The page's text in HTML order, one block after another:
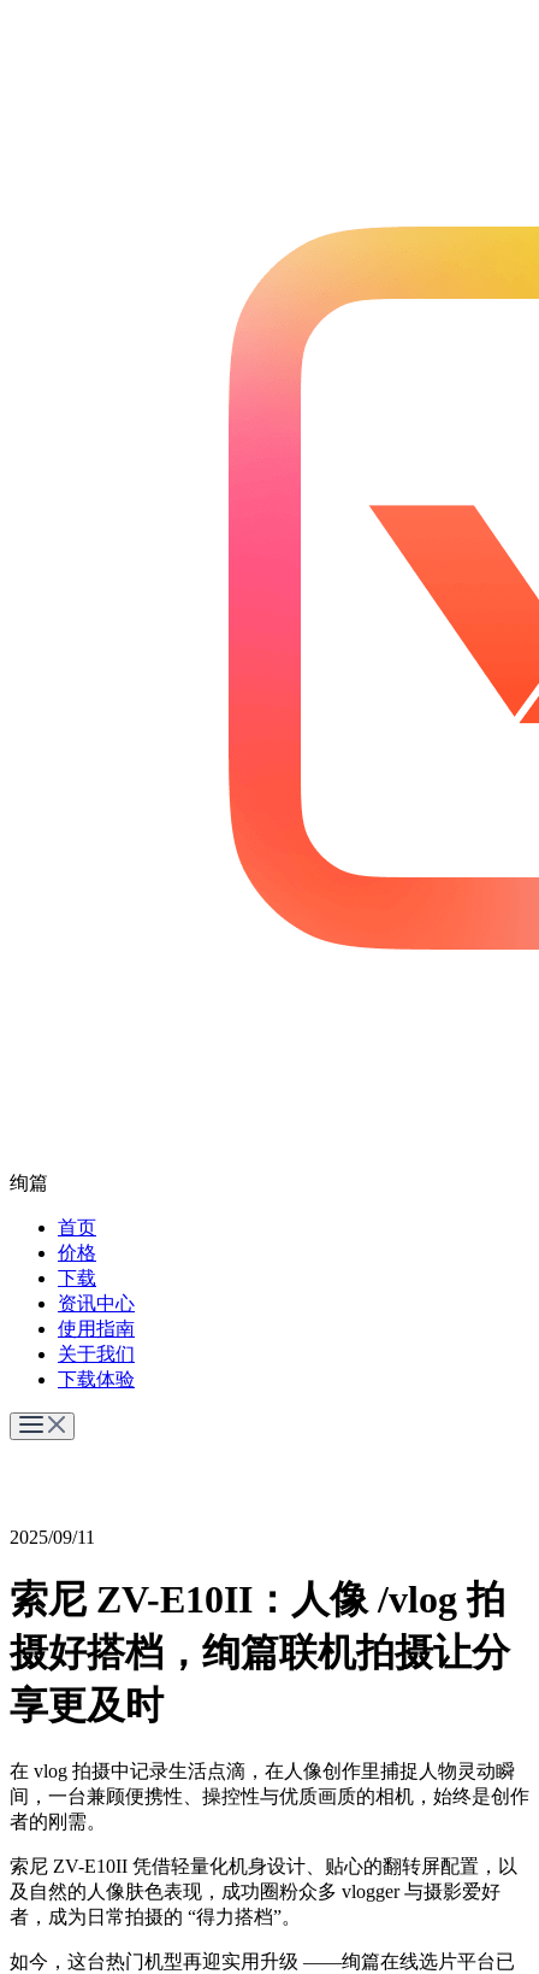
绚篇
首页
价格
下载
资讯中心
使用指南
关于我们
下载体验
2025/09/11
索尼 ZV-E10II：人像 /vlog 拍
摄好搭档，绚篇联机拍摄让分
享更及时
在 vlog 拍摄中记录生活点滴，在人像创作里捕捉人物灵动瞬
间，一台兼顾便携性、操控性与优质画质的相机，始终是创作
者的刚需。
索尼 ZV-E10II 凭借轻量化机身设计、贴心的翻转屏配置，以
及自然的人像肤色表现，成功圈粉众多 vlogger 与摄影爱好
者，成为日常拍摄的 “得力搭档”。
如今，这台热门机型再迎实用升级 ——绚篇在线选片平台已